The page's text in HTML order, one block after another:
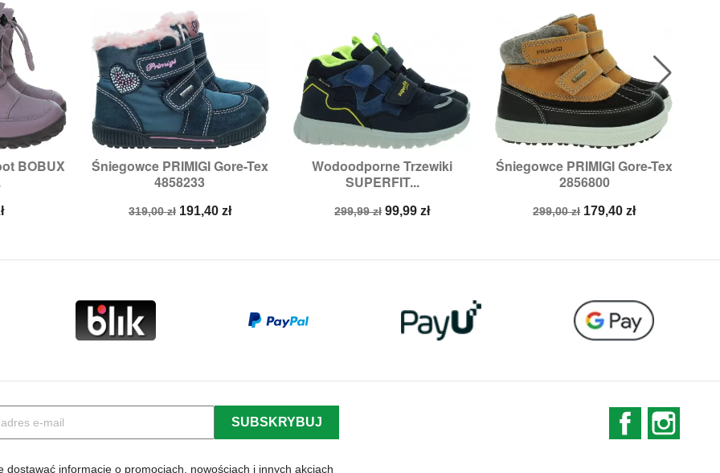
BOBUX
Śniegowce PRIMIGI Gore-Tex
4858233
Cena
319,00 zł Cena
191,40 zł
Szybki podgląd
Rozmiary:26
Wodoodporne Trzewiki
SUPERFIT...
Cena
299,99 zł Cena
99,99 zł
Szybki podgląd
Rozmiary:21
Śniegowce PRIMIGI Gore-Tex
2856800
Cena
299,00 zł Cena
179,40 zł
Szybki podgląd
Rozmiary:26
dostawać informację o promocjach, nowościach i innych akcjach
Facebook